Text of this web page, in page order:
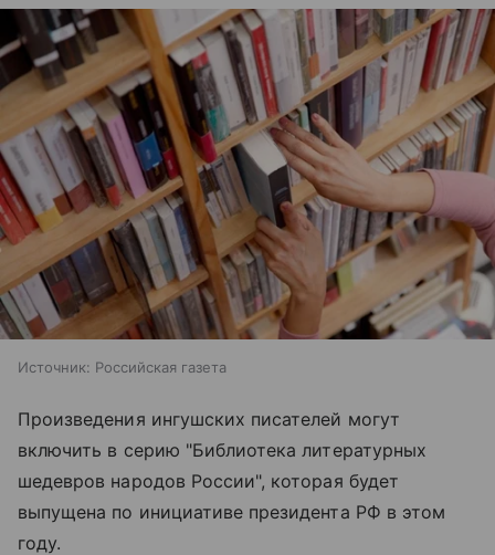
Источник: Российская газета
Произведения ингушских писателей могут
включить в серию "Библиотека литературных
шедевров народов России", которая будет
выпущена по инициативе президента РФ в этом
году.